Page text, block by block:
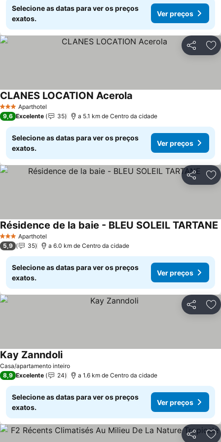
Selecione as datas para ver os preços
exatos.
Ver preços
Partilhar
3 EstrelasAparthotel
CLANES LOCATION Acerola
9,6 Excelente 35 a 5.1 km de Centro da cidade
Selecione as datas para ver os preços
exatos.
Ver preços
Partilhar
3 EstrelasAparthotel
Résidence de la baie - BLEU SOLEIL TARTANE
5,9 35 a 6.0 km de Centro da cidade
Selecione as datas para ver os preços
exatos.
Ver preços
Partilhar
Casa/apartamento inteiro
Kay Zanndoli
8,9 Excelente 24 a 1.6 km de Centro da cidade
Selecione as datas para ver os preços
exatos.
Ver preços
Partilhar